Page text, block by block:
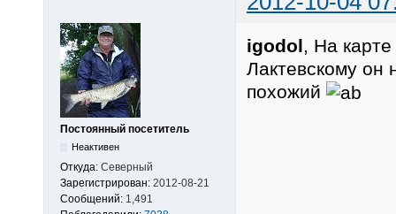
Постоянный посетитель
Неактивен
Откуда: Северный
Зарегистрирован: 2012-08-21
Сообщений: 1,491
igodol , На
Лактевскому он
похожий